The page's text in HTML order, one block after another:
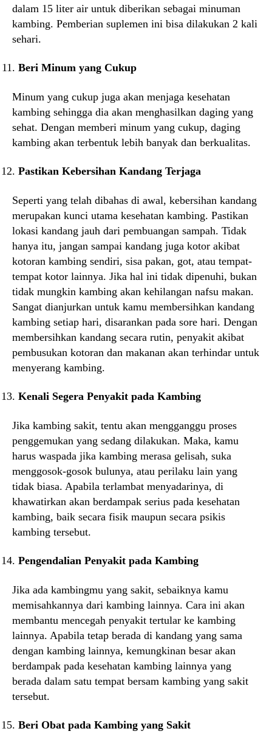
dalam 15 liter air untuk diberikan sebagai minuman
kambing. Pemberian suplemen ini bisa dilakukan 2 kali
sehari.
Beri Minum yang Cukup
Minum yang cukup juga akan menjaga kesehatan
kambing sehingga dia akan menghasilkan daging yang
sehat. Dengan memberi minum yang cukup, daging
kambing akan terbentuk lebih banyak dan berkualitas.
Pastikan Kebersihan Kandang Terjaga
Seperti yang telah dibahas di awal, kebersihan kandang
merupakan kunci utama kesehatan kambing. Pastikan
lokasi kandang jauh dari pembuangan sampah. Tidak
hanya itu, jangan sampai kandang juga kotor akibat
kotoran kambing sendiri, sisa pakan, got, atau tempat-
tempat kotor lainnya. Jika hal ini tidak dipenuhi, bukan
tidak mungkin kambing akan kehilangan nafsu makan.
Sangat dianjurkan untuk kamu membersihkan kandang
kambing setiap hari, disarankan pada sore hari. Dengan
membersihkan kandang secara rutin, penyakit akibat
pembusukan kotoran dan makanan akan terhindar untuk
menyerang kambing.
Kenali Segera Penyakit pada Kambing
Jika kambing sakit, tentu akan mengganggu proses
penggemukan yang sedang dilakukan. Maka, kamu
harus waspada jika kambing merasa gelisah, suka
menggosok-gosok bulunya, atau perilaku lain yang
tidak biasa. Apabila terlambat menyadarinya, di
khawatirkan akan berdampak serius pada kesehatan
kambing, baik secara fisik maupun secara psikis
kambing tersebut.
Pengendalian Penyakit pada Kambing
Jika ada kambingmu yang sakit, sebaiknya kamu
memisahkannya dari kambing lainnya. Cara ini akan
membantu mencegah penyakit tertular ke kambing
lainnya. Apabila tetap berada di kandang yang sama
dengan kambing lainnya, kemungkinan besar akan
berdampak pada kesehatan kambing lainnya yang
berada dalam satu tempat bersam kambing yang sakit
tersebut.
Beri Obat pada Kambing yang Sakit